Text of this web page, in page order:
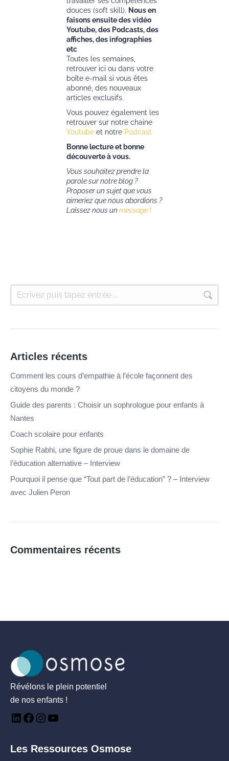
douces (soft skill). Nous en
faisons ensuite des vidéo
Youtube, des Podcasts, des
affiches, des infographies
etc
Toutes les semaines,
retrouver ici ou dans votre
boîte e-mail si vous êtes
abonné, des nouveaux
articles exclusifs.
Vous pouvez également les
retrouver sur notre chaine
Youtube et notre Podcast
Bonne lecture et bonne
découverte à vous.
Vous souhaitez prendre la
parole sur notre blog ?
Proposer un sujet que vous
aimeriez que nous abordions ?
Laissez nous un message !
Articles récents
Comment les cours d’empathie à l’école façonnent des
citoyens du monde ?
Guide des parents : Choisir un sophrologue pour enfants à
Nantes
Coach scolaire pour enfants
Sophie Rabhi, une figure de proue dans le domaine de
l’éducation alternative – Interview
Pourquoi il pense que “Tout part de l’éducation” ? – Interview
avec Julien Peron
Commentaires récents
Révélons le plein potentiel
de nos enfants !
Les Ressources Osmose